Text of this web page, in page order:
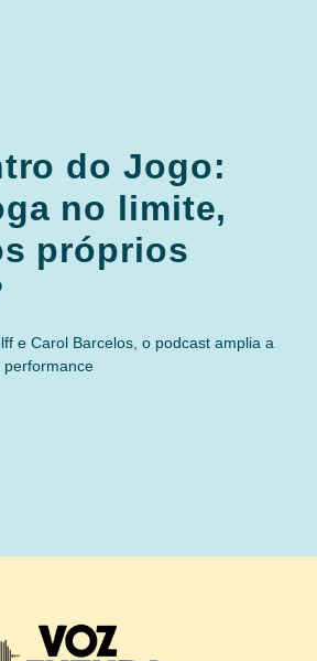
do Jogo:
no limite,
próprios
e Carol Barcelos, o podcast amplia a
performance